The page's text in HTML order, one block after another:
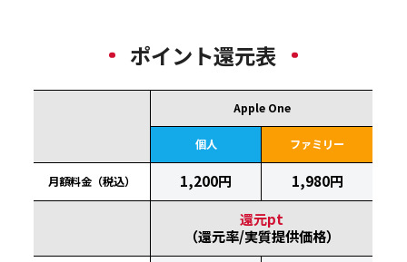
ポイント還元表
Apple One
個人 ファミリー
月額料金（税込） 1,200円
1,980円
還元pt
（還元率/実質提供価格）